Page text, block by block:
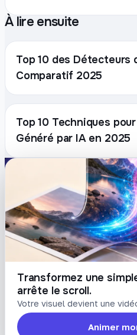
À lire ensuite
Top 10 des Détecteurs
Comparatif 2025
Top 10 Techniques
Généré par IA en 2025
Transformez une
arrête le scroll.
Votre visuel devient une
Animer
Plateforme française de
contenu avec l’IA. Demandez,
DÉCOUVRIR
Prompts
Blog
Tarifs
Conditions
Confidentialité